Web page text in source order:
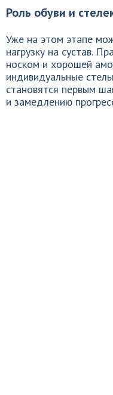
Роль обуви и
Уже на этом этапе
нагрузку на сустав.
носком и хорошей
индивидуальные
становятся первым
и замедлению